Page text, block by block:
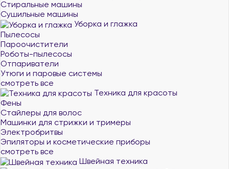
Стиральные машины
Сушильные машины
Уборка и глажка
Пылесосы
Пароочистители
Роботы-пылесосы
Отпариватели
Утюги и паровые системы
смотреть все
Техника для красоты
Фены
Стайлеры для волос
Машинки для стрижки и тримеры
Электробритвы
Эпиляторы и косметические приборы
смотреть все
Швейная техника